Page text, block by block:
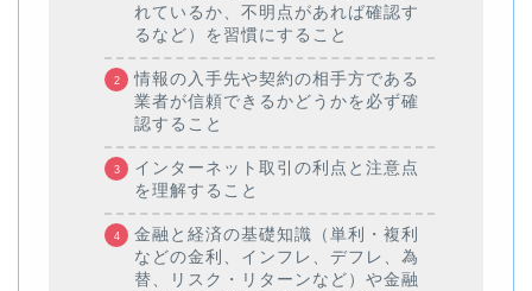
れているか、不明点があれば確認す
るなど）を習慣にすること
情報の入手先や契約の相手方である
業者が信頼できるかどうかを必ず確
認すること
インターネット取引の利点と注意点
を理解すること
金融と経済の基礎知識（単利・複利
などの金利、インフレ、デフレ、為
替、リスク・リターンなど）や金融